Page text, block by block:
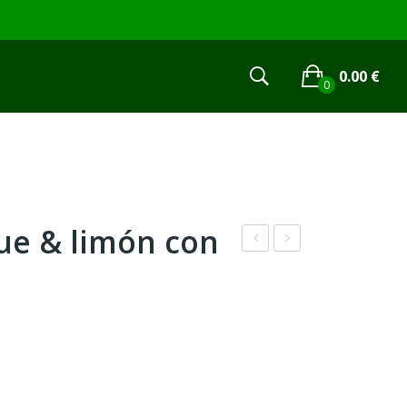
0 0.00 €
& limón con